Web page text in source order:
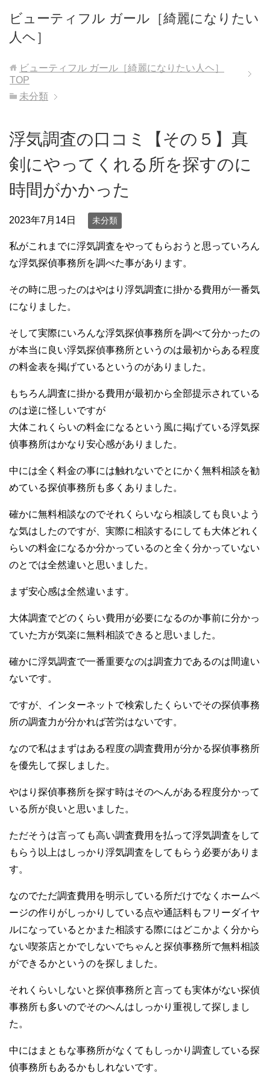
ビューティフル ガール［綺麗になりたい
人ヘ］
ビューティフル ガール［綺麗になりたい人ヘ］
TOP
未分類
浮気調査の口コミ【その５】真
剣にやってくれる所を探すのに
時間がかかった
2023年7月14日 未分類
私がこれまでに浮気調査をやってもらおうと思っていろん
な浮気探偵事務所を調べた事があります。
その時に思ったのはやはり浮気調査に掛かる費用が一番気
になりました。
そして実際にいろんな浮気探偵事務所を調べて分かったの
が本当に良い浮気探偵事務所というのは最初からある程度
の料金表を掲げているというのがありました。
もちろん調査に掛かる費用が最初から全部提示されている
のは逆に怪しいですが
大体これくらいの料金になるという風に掲げている浮気探
偵事務所はかなり安心感がありました。
中には全く料金の事には触れないでとにかく無料相談を勧
めている探偵事務所も多くありました。
確かに無料相談なのでそれくらいなら相談しても良いよう
な気はしたのですが、実際に相談するにしても大体どれく
らいの料金になるか分かっているのと全く分かっていない
のとでは全然違いと思いました。
まず安心感は全然違います。
大体調査でどのくらい費用が必要になるのか事前に分かっ
ていた方が気楽に無料相談できると思いました。
確かに浮気調査で一番重要なのは調査力であるのは間違い
ないです。
ですが、インターネットで検索したくらいでその探偵事務
所の調査力が分かれば苦労はないです。
なので私はまずはある程度の調査費用が分かる探偵事務所
を優先して探しました。
やはり探偵事務所を探す時はそのへんがある程度分かって
いる所が良いと思いました。
ただそうは言っても高い調査費用を払って浮気調査をして
もらう以上はしっかり浮気調査をしてもらう必要がありま
す。
なのでただ調査費用を明示している所だけでなくホームペ
ージの作りがしっかりしている点や通話料もフリーダイヤ
ルになっているとかまた相談する際にはどこかよく分から
ない喫茶店とかでしないでちゃんと探偵事務所で無料相談
ができるかというのを探しました。
それくらいしないと探偵事務所と言っても実体がない探偵
事務所も多いのでそのへんはしっかり重視して探しまし
た。
中にはまともな事務所がなくてもしっかり調査している探
偵事務所もあるかもしれないです。